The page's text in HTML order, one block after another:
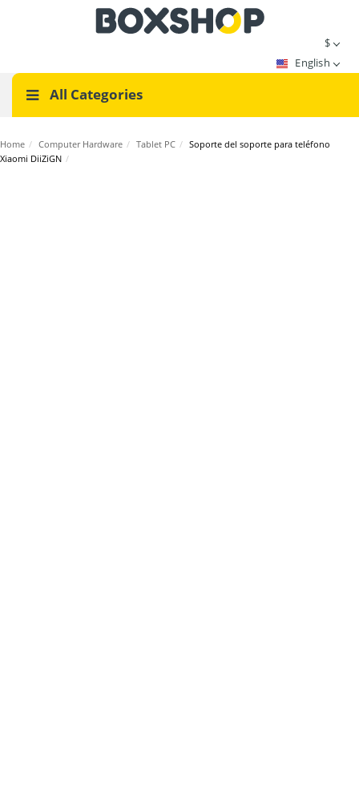
$
English
All Categories
Home / Computer Hardware / Tablet PC / Soporte del soporte para teléfono
Xiaomi DiiZiGN /